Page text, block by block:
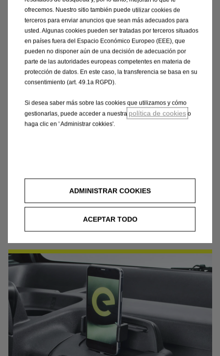
COSA
Diseño audaz y con su opel Vizor Led frontal, ideales
para todos tus trayectos.
ofrecemos. Nuestro sitio también puede utilizar cookies de
terceros para enviar anuncios que sean más adecuados para
usted. Algunas cookies pueden ser tratadas por terceros situados
en países fuera del Espacio Económico Europeo (EEE), que
pueden no disponer aún de una decisión de adecuación por
parte de las autoridades europeas competentes en materia de
protección de datos. En este caso, la transferencia se basa en su
consentimiento (art. 49.1a RGPD).
Si desea saber más sobre las cookies que utilizamos y cómo
gestionarlas, puede acceder a nuestra política de cookies o
haga clic en ' Administrar cokkies'.
ADMINISTRAR COOKIES
ACEPTAR TODO